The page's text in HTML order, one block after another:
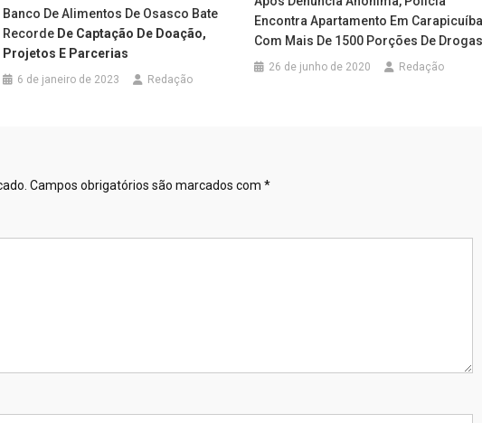
Banco De Alimentos De Osasco Bate
Recorde De Captação De Doação,
Projetos E Parcerias
6 de janeiro de 2023 Redação
Encontra Apartamento Em
Com Mais De 1500 Porções De
26 de junho de 2020 Redação
Campos obrigatórios são marcados com *